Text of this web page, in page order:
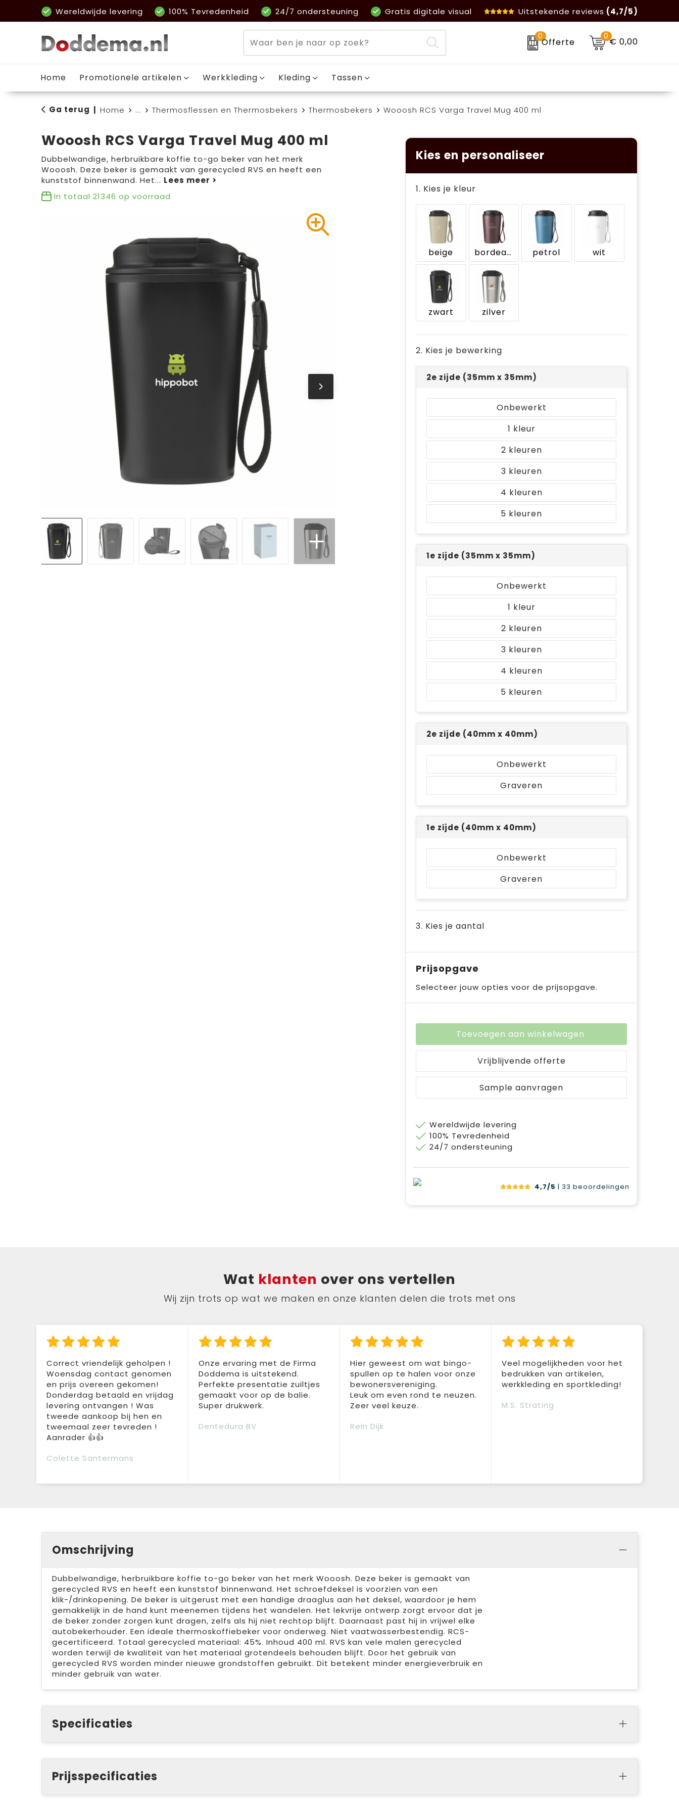
Wereldwijde levering 100% Tevredenheid 24/7 ondersteuning Gratis digitale visual Uitstekende reviews (4,7/5)
0
Offerte
0€ 0,00
Home Promotionele artikelen Werkkleding Kleding Tassen
Ga terug Home ... Thermosflessen en Thermosbekers Thermosbekers Wooosh RCS Varga Travel Mug 400 ml
Wooosh RCS Varga Travel Mug 400 ml
Dubbelwandige, herbruikbare koffie to-go beker van het merk
Wooosh. Deze beker is gemaakt van gerecycled RVS en heeft een
kunststof binnenwand. Het...
In totaal 21346 op voorraad
Kies en personaliseer
1. Kies je kleur
beige bordeaux petrol wit
zwart zilver
2. Kies je bewerking
2e zijde (35mm x 35mm)
Onbewerkt
1
2
3
4
5
1e zijde (35mm x 35mm)
Onbewerkt
1
2
3
4
5
2e zijde (40mm x 40mm)
Onbewerkt
Graveren
1e zijde (40mm x 40mm)
Onbewerkt
Graveren
3. Kies je aantal
Prijsopgave
Selecteer jouw opties voor de prijsopgave.
Toevoegen aan winkelwagen
Vrijblijvende offerte
Sample aanvragen
Wereldwijde levering
100% Tevredenheid
24/7 ondersteuning
4,7/5 | 33 beoordelingen
Wat klanten over ons vertellen
Wij zijn trots op wat we maken en onze klanten delen die trots met ons
Correct vriendelijk geholpen !
Woensdag contact genomen
en prijs overeen gekomen!
Donderdag betaald en vrijdag
levering ontvangen ! Was
tweede aankoop bij hen en
tweemaal zeer tevreden !
Aanrader 👍👍
Colette Santermans
Onze ervaring met de Firma
Doddema is uitstekend.
Perfekte presentatie zuiltjes
gemaakt voor op de balie.
Super drukwerk.
Dentedura BV
Hier geweest om wat bingo-
spullen op te halen voor onze
bewonersvereniging.
Leuk om even rond te neuzen.
Zeer veel keuze.
Rein Dijk
Veel mogelijkheden voor het
bedrukken van artikelen,
werkkleding en sportkleding!
M.S. Strating
Omschrijving
Dubbelwandige, herbruikbare koffie to-go beker van het merk Wooosh. Deze beker is gemaakt van
gerecycled RVS en heeft een kunststof binnenwand. Het schroefdeksel is voorzien van een
klik-/drinkopening. De beker is uitgerust met een handige draaglus aan het deksel, waardoor je hem
gemakkelijk in de hand kunt meenemen tijdens het wandelen. Het lekvrije ontwerp zorgt ervoor dat je
de beker zonder zorgen kunt dragen, zelfs als hij niet rechtop blijft. Daarnaast past hij in vrijwel elke
autobekerhouder. Een ideale thermoskoffiebeker voor onderweg. Niet vaatwasserbestendig. RCS-
gecertificeerd. Totaal gerecycled materiaal: 45%. Inhoud 400 ml. RVS kan vele malen gerecycled
worden terwijl de kwaliteit van het materiaal grotendeels behouden blijft. Door het gebruik van
gerecycled RVS worden minder nieuwe grondstoffen gebruikt. Dit betekent minder energieverbruik en
minder gebruik van water.
Specificaties
Prijsspecificaties